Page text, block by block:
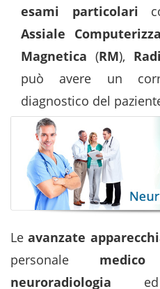
esami particolari
Assiale
Magnetica (RM),
può avere un
diagnostico del
Leavanzate
personale
neuroradiologia